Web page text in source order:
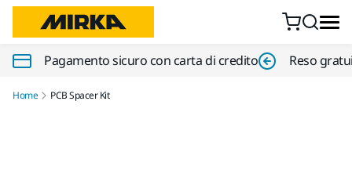
Pagamento sicuro con carta di credito Reso
Home PCB Spacer Kit